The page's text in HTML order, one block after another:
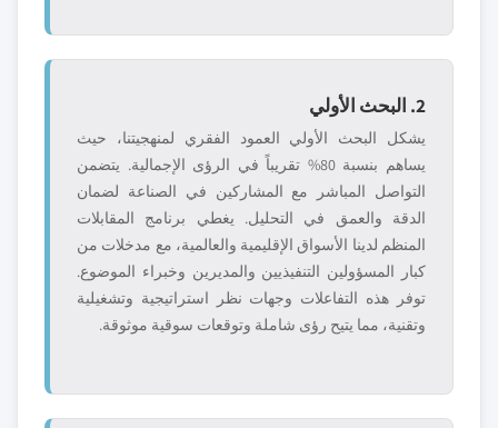
2. البحث الأولي
يشكل البحث الأولي العمود الفقري لمنهجيتنا، حيث
يساهم بنسبة 80% تقريباً في الرؤى الإجمالية. يتضمن
التواصل المباشر مع المشاركين في الصناعة لضمان
الدقة والعمق في التحليل. يغطي برنامج المقابلات
المنظم لدينا الأسواق الإقليمية والعالمية، مع مدخلات من
كبار المسؤولين التنفيذيين والمديرين وخبراء الموضوع.
توفر هذه التفاعلات وجهات نظر استراتيجية وتشغيلية
وتقنية، مما يتيح رؤى شاملة وتوقعات سوقية موثوقة.